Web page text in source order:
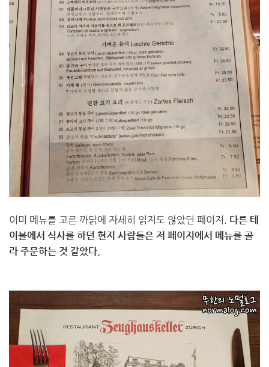
이미 메뉴를 고른 까닭에 자세히 읽지도 않았던 페이지. 다른 테
이블에서 식사를 하던 현지 사람들은 저 페이지에서 메뉴를 골
라 주문하는 것 같았다.